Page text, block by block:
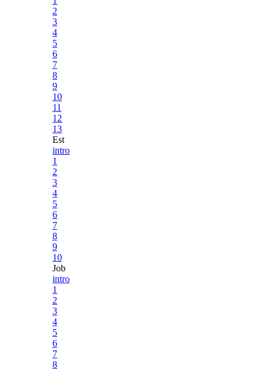
2
3
4
5
6
7
8
9
10
11
12
13
Est
intro
1
2
3
4
5
6
7
8
9
10
Job
intro
1
2
3
4
5
6
7
8